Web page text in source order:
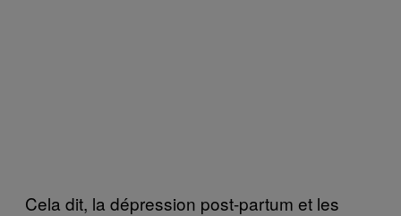
Cela dit, la dépression post-partum et les